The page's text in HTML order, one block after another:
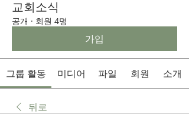
교회소식
공개 · 회원 4명
가입
그룹 활동 미디어 파일 회원 소개
뒤로